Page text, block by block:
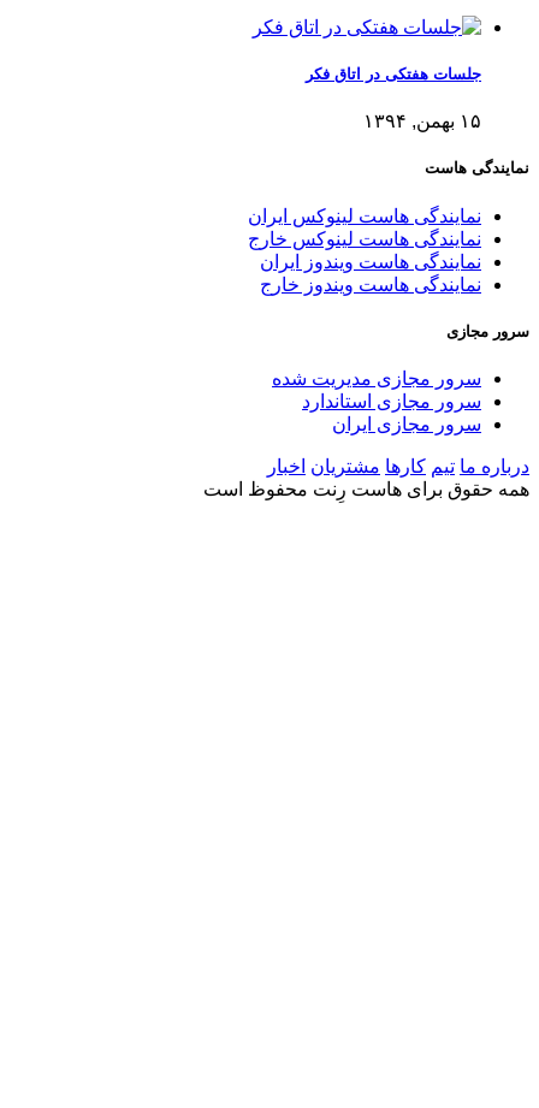
جلسات هفتکی در اتاق فکر
۱۵ بهمن, ۱۳۹۴
نمایندگی هاست
نمایندگی هاست لینوکس ایران
نمایندگی هاست لینوکس خارج
نمایندگی هاست ویندوز ایران
نمایندگی هاست ویندوز خارج
سرور مجازی
سرور مجازی مدیریت شده
سرور مجازی استاندارد
سرور مجازی ایران
درباره ما تیم کارها مشتریان اخبار
همه حقوق برای هاست رِنت محفوظ است